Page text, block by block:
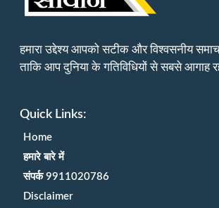
हमारा उद्देश्य आपको सटीक और विश्वसनीय
ताकि आप दुनिया के गतिविधियों से सबसे आगाह
Quick Links:
Home
हमारे बारे में
संपर्क 9911020786
Disclaimer